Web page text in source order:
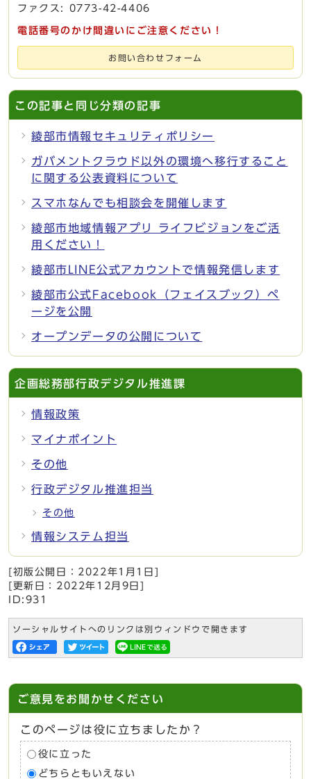
ファクス: 0773-42-4406
電話番号のかけ間違いにご注意ください！
お問い合わせフォーム
この記事と同じ分類の記事
綾部市情報セキュリティポリシー
ガバメントクラウド以外の環境へ移行すること
に関する公表資料について
スマホなんでも相談会を開催します
綾部市地域情報アプリ ライフビジョンをご活
用ください！
綾部市LINE公式アカウントで情報発信します
綾部市公式Facebook（フェイスブック）ペ
ージを公開
オープンデータの公開について
企画総務部行政デジタル推進課
情報政策
マイナポイント
その他
行政デジタル推進担当
その他
情報システム担当
[初版公開日： 2022年1月1日
[更新日： 2022年12月9日
ID:931
ソーシャルサイトへのリンクは別ウィンドウで開きます
ご意見をお聞かせください
このページは役に立ちましたか？
役に立った
どちらともいえない